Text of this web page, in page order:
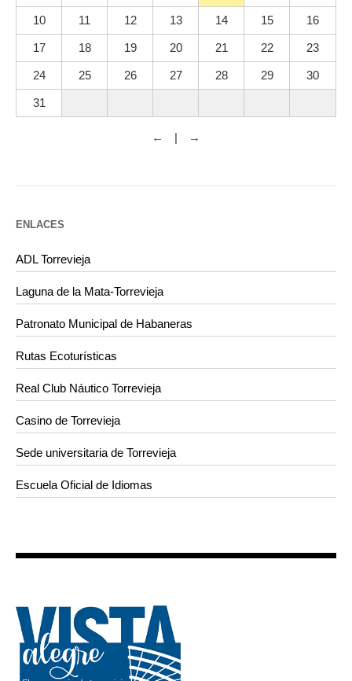
10 11 12 13 14 15 16
17 18 19 20 21 22 23
24 25 26 27 28 29 30
31
← | →
ENLACES
ADL Torrevieja
Laguna de la Mata-Torrevieja
Patronato Municipal de Habaneras
Rutas Ecoturísticas
Real Club Náutico Torrevieja
Casino de Torrevieja
Sede universitaria de Torrevieja
Escuela Oficial de Idiomas